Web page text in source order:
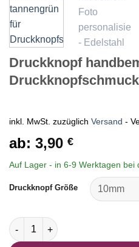
Druckknopf
Druckknopfschmuck
inkl. MwSt. zuzüglich Versand -
ab: 3,90 €
Auf Lager - in 6-9 Werktagen bei
Druckknopf Größe
Druckknopf handbemalt